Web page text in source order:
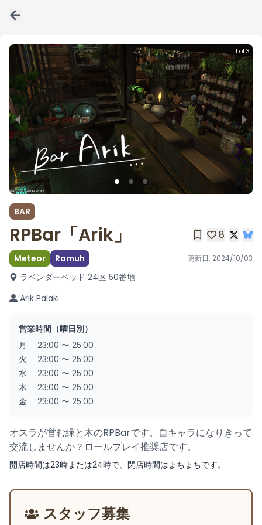
1 of 3
BAR
RPBar「Arik」 8
Meteor Ramuh 更新日: 2024/10/03
ラベンダーベッド 24区 50番地
Arik Palaki
営業時間（曜日別）
月
23:00 〜 25:00
火
23:00 〜 25:00
水
23:00 〜 25:00
木
23:00 〜 25:00
金
23:00 〜 25:00
オスラが営む緑と木のRPBarです。自キャラになりきって
交流しませんか？ロールプレイ推奨店です。
開店時間は23時または24時で、閉店時間はまちまちです。
スタッフ募集